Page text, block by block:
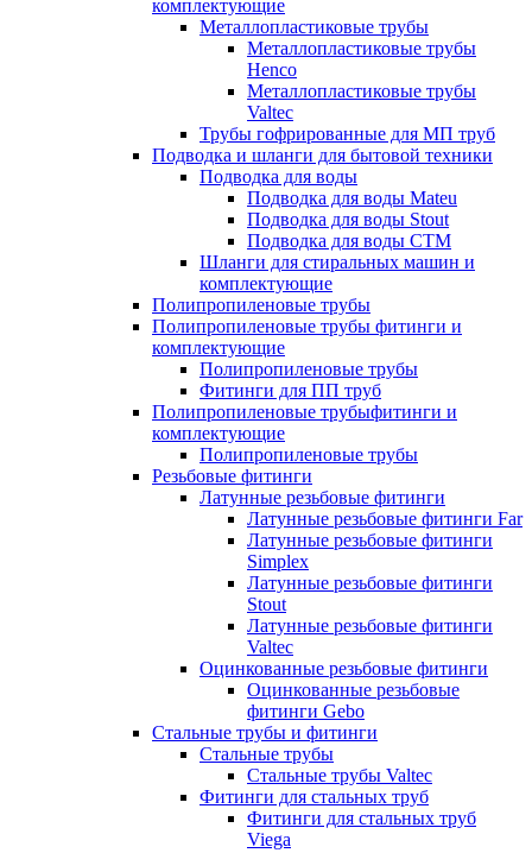
комплектующие
Металлопластиковые трубы
Металлопластиковые трубы
Henco
Металлопластиковые трубы
Valtec
Трубы гофрированные для МП труб
Подводка и шланги для бытовой техники
Подводка для воды
Подводка для воды Mateu
Подводка для воды Stout
Подводка для воды СТМ
Шланги для стиральных машин и
комплектующие
Полипропиленовые трубы
Полипропиленовые трубы фитинги и
комплектующие
Полипропиленовые трубы
Фитинги для ПП труб
Полипропиленовые трубыфитинги и
комплектующие
Полипропиленовые трубы
Резьбовые фитинги
Латунные резьбовые фитинги
Латунные резьбовые фитинги Far
Латунные резьбовые фитинги
Simplex
Латунные резьбовые фитинги
Stout
Латунные резьбовые фитинги
Valtec
Оцинкованные резьбовые фитинги
Оцинкованные резьбовые
фитинги Gebo
Стальные трубы и фитинги
Стальные трубы
Стальные трубы Valtec
Фитинги для стальных труб
Фитинги для стальных труб
Viega